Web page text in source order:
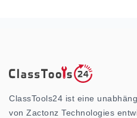
ClassTools24 ist eine
von Zactonz Technologies